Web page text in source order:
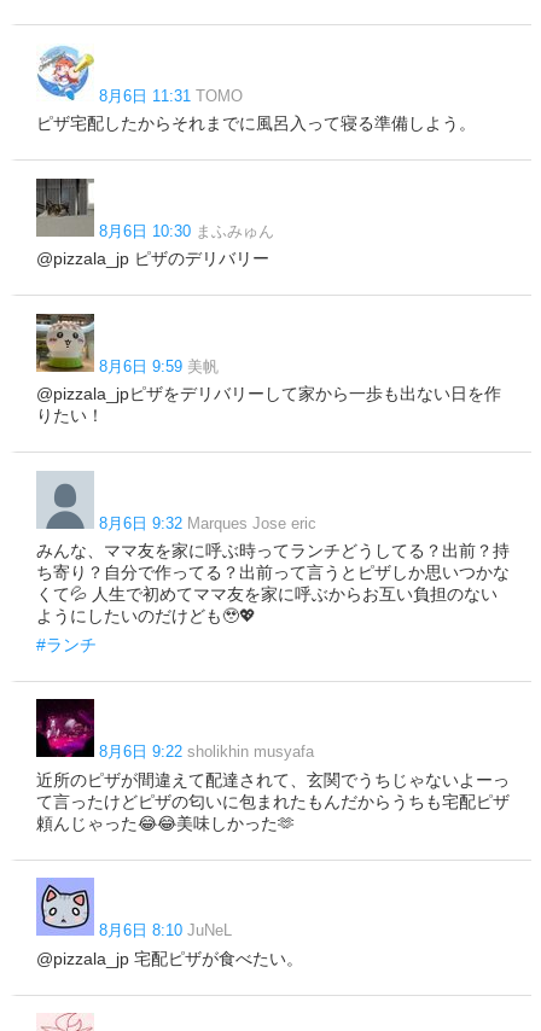
8月6日 11:31 TOMO
ピザ宅配したからそれまでに風呂入って寝る準備しよう。
8月6日 10:30 まふみゅん
@pizzala_jp ピザのデリバリー
8月6日 9:59 美帆
@pizzala_jpピザをデリバリーして家から一歩も出ない日を作
りたい！
8月6日 9:32 Marques Jose eric
みんな、ママ友を家に呼ぶ時ってランチどうしてる？出前？持
ち寄り？自分で作ってる？出前って言うとピザしか思いつかな
くて💦 人生で初めてママ友を家に呼ぶからお互い負担のない
ようにしたいのだけども🥹💖
#ランチ
8月6日 9:22 sholikhin musyafa
近所のピザが間違えて配達されて、玄関でうちじゃないよーっ
て言ったけどピザの匂いに包まれたもんだからうちも宅配ピザ
頼んじゃった😂😂美味しかった🫶
8月6日 8:10 JuNeL
@pizzala_jp 宅配ピザが食べたい。